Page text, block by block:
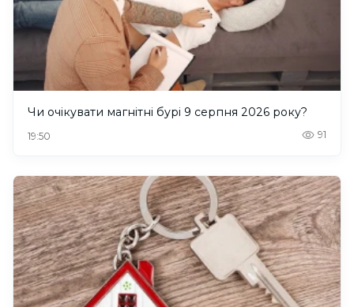
Чи очікувати магнітні бурі 9 серпня 2026 року?
19:50 91